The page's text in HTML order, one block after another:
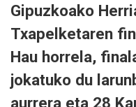
Gipuzkoako
Txapelketaren
Hau horrela,
jokatuko du
aurrera eta 28